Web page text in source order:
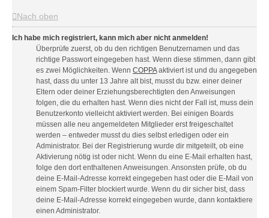
Nach oben
Ich habe mich registriert, kann mich aber nicht anmelden!
Überprüfe zuerst, ob du den richtigen Benutzernamen und das
richtige Passwort eingegeben hast. Wenn diese stimmen, dann gibt
es zwei Möglichkeiten. Wenn COPPAaktiviert ist und du angegeben
hast, dass du unter 13 Jahre alt bist, musst du bzw. einer deiner
Eltern oder deiner Erziehungsberechtigten den Anweisungen
folgen, die du erhalten hast. Wenn dies nicht der Fall ist, muss dein
Benutzerkonto vielleicht aktiviert werden. Bei einigen Boards
müssen alle neu angemeldeten Mitglieder erst freigeschaltet
werden – entweder musst du dies selbst erledigen oder ein
Administrator. Bei der Registrierung wurde dir mitgeteilt, ob eine
Aktivierung nötig ist oder nicht. Wenn du eine E-Mail erhalten hast,
folge den dort enthaltenen Anweisungen. Ansonsten prüfe, ob du
deine E-Mail-Adresse korrekt eingegeben hast oder die E-Mail von
einem Spam-Filter blockiert wurde. Wenn du dir sicher bist, dass
deine E-Mail-Adresse korrekt eingegeben wurde, dann kontaktiere
einen Administrator.